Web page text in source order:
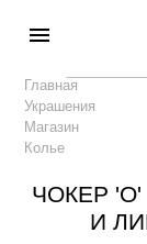
menu
Главная
Украшения
Магазин
Колье
ЧОКЕР
И